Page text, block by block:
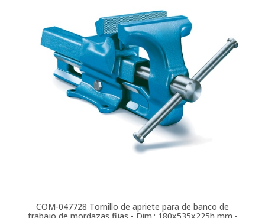
COM-047728 Tornillo de apriete para de banco de